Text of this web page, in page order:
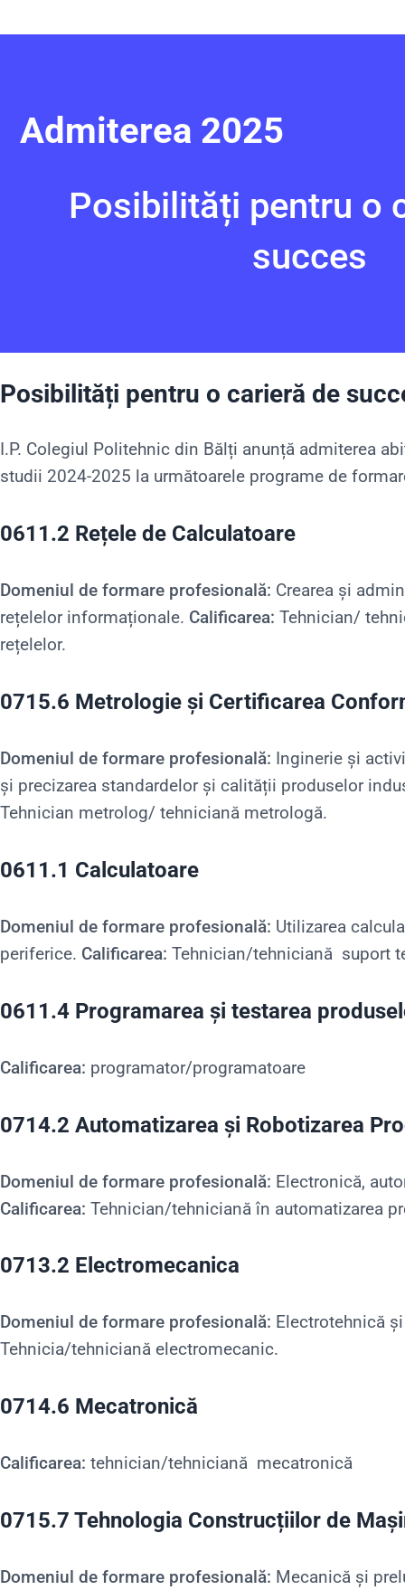
Admiterea 2025
Posibilități pentru o
succes
Posibilități pentru o carieră de
I.P. Colegiul Politehnic din Bălți anunță admiterea
studii 2024-2025 la următoarele programe de
0611.2 Rețele de Calculatoare
Domeniul de formare profesională: Crearea și
rețelelor informaționale. Calificarea: Tehnician/
rețelelor.
0715.6 Metrologie și Certificarea
Domeniul de formare profesională: Inginerie și
și precizarea standardelor și calității produselor
Tehnician metrolog/ tehniciană metrologă.
0611.1 Calculatoare
Domeniul de formare profesională: Utilizarea
periferice. Calificarea: Tehnician/tehniciană suport
0611.4 Programarea și testarea
Calificarea: programator/programatoare
0714.2 Automatizarea și Robotizarea
Domeniul de formare profesională: Electronică,
Calificarea: Tehnician/tehniciană în automatizarea
0713.2 Electromecanica
Domeniul de formare profesională: Electrotehnică
Tehnicia/tehniciană electromecanic.
0714.6 Mecatronică
Calificarea: tehnician/tehniciană mecatronică
0715.7 Tehnologia Construcțiilor de
Domeniul de formare profesională: Mecanică și